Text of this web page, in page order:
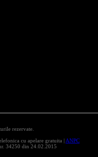
rezervate.
cu apelare gratuita | ANPC
34250 din 24.02.2015